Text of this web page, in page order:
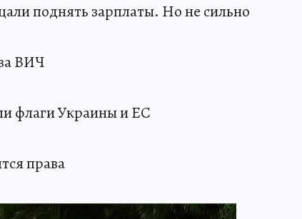
поднять зарплаты. Но не сильно
ВИЧ
флаги Украины и ЕС
права